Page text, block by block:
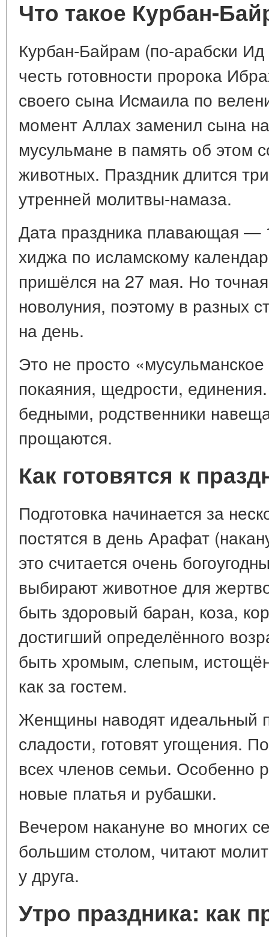
Что такое Курбан-
Курбан-Байрам (по-арабски
честь готовности пророка
своего сына Исмаила по
момент Аллах заменил сына
мусульмане в память об этом
животных. Праздник длится
утренней молитвы-намаза.
Дата праздника плавающая —
хиджа по исламскому
пришёлся на 27 мая. Но
новолуния, поэтому в разных
на день.
Это не просто
покаяния, щедрости,
бедными, родственники
прощаются.
Как готовятся к
Подготовка начинается за
постятся в день Арафат
это считается очень
выбирают животное для
быть здоровый баран, коза,
достигший определённого
быть хромым, слепым,
как за гостем.
Женщины наводят идеальный
сладости, готовят угощения.
всех членов семьи. Особенно
новые платья и рубашки.
Вечером накануне во многих
большим столом, читают
у друга.
Утро праздника: как